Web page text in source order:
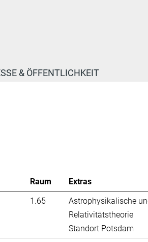
& ÖFFENTLICHKEIT
Raum
Extras
1.65
Astrophysikalische
Relativitätstheorie
Standort Potsdam